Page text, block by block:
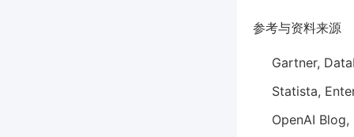
参考与资料来源
Gartner,
Statista,
OpenAI